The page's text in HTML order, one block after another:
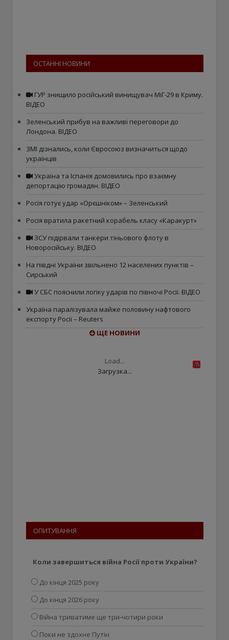
ОСТАННІ НОВИНИ
ГУР знищило російський винищувач МіГ-29 в Криму.
ВІДЕО
Зеленський прибув на важливі переговори до
Лондона. ВІДЕО
ЗМІ дізнались, коли Євросоюз визначиться щодо
українців
Україна та Іспанія домовились про взаємну
депортацію громадян. ВІДЕО
Росія готує удар «Орєшніком» – Зеленський
Росія вратила ракетний корабель класу «Каракурт»
ЗСУ підірвали танкери тіньового флоту в
Новоросійську. ВІДЕО
На півдні України звільнено 12 населених пунктів –
Сирський
У СБС пояснили логіку ударів по півночі Росії. ВІДЕО
Україна паралізувала майже половину нафтового
експорту Росії – Reuters
ЩЕ НОВИНИ
Load...
Загрузка...
ОПИТУВАННЯ
Коли завершиться війна Росії проти України?
До кінця 2025 року
До кінця 2026 року
Війна триватиме ще три-чотири роки
Поки не здохне Путін